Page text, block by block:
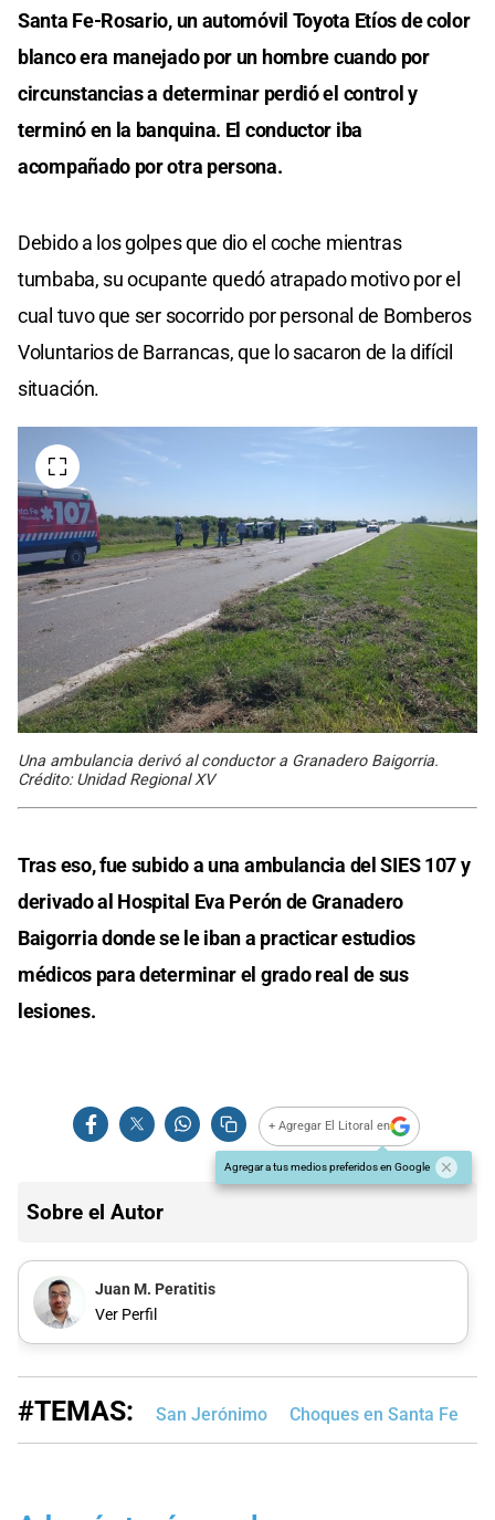
Santa Fe-Rosario, un automóvil Toyota Etíos de color
blanco era manejado por un hombre cuando por
circunstancias a determinar perdió el control y
terminó en la banquina. El conductor iba
acompañado por otra persona.
Debido a los golpes que dio el coche mientras
tumbaba, su ocupante quedó atrapado motivo por el
cual tuvo que ser socorrido por personal de Bomberos
Voluntarios de Barrancas, que lo sacaron de la difícil
situación.
Una ambulancia derivó al conductor a Granadero Baigorria.
Crédito: Unidad Regional XV
Tras eso, fue subido a una ambulancia del SIES 107 y
derivado al Hospital Eva Perón de Granadero
Baigorria donde se le iban a practicar estudios
médicos para determinar el grado real de sus
lesiones.
+ Agregar El Litoral en
Agregar a tus medios preferidos en Google
Sobre el Autor
Juan M. Peratitis
Ver Perfil
#TEMAS: San Jerónimo Choques en Santa Fe